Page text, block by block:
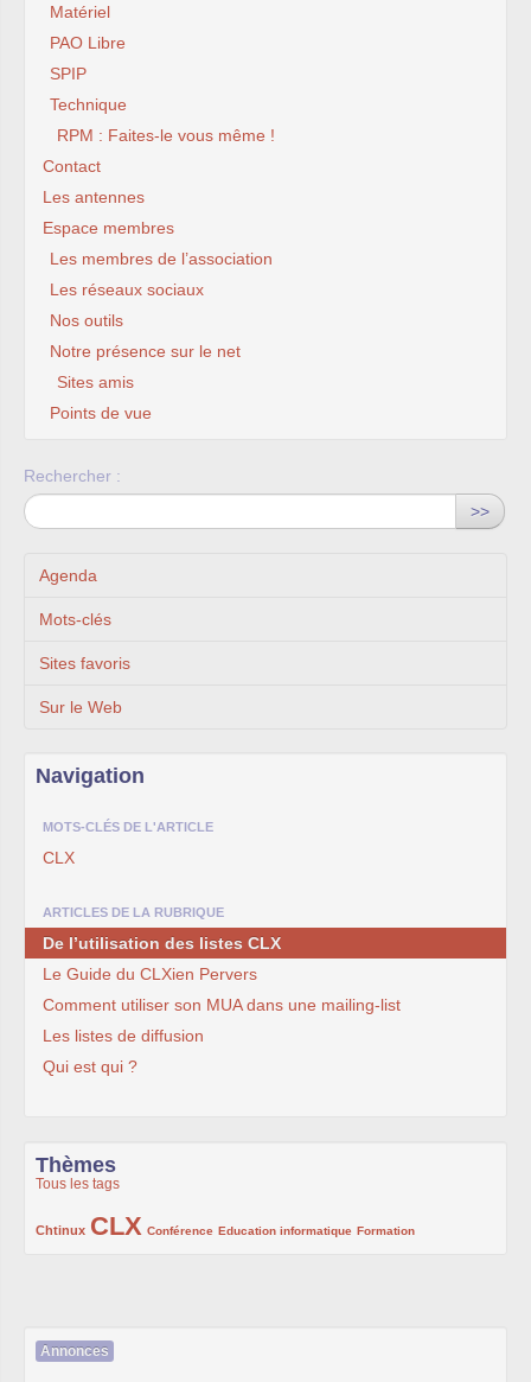
Matériel
PAO Libre
SPIP
Technique
RPM : Faites-le vous même !
Contact
Les antennes
Espace membres
Les membres de l’association
Les réseaux sociaux
Nos outils
Notre présence sur le net
Sites amis
Points de vue
Rechercher :
>>
Agenda
Mots-clés
Sites favoris
Sur le Web
Navigation
MOTS-CLÉS DE L'ARTICLE
CLX
ARTICLES DE LA RUBRIQUE
De l’utilisation des listes CLX
Le Guide du CLXien Pervers
Comment utiliser son MUA dans une mailing-list
Les listes de diffusion
Qui est qui ?
Thèmes
Tous les tags
Chtinux
222/1002CLX
1002/1002 Conférence
132/1002 Education informatique
119/1002 Formation
168/1002
Annonces